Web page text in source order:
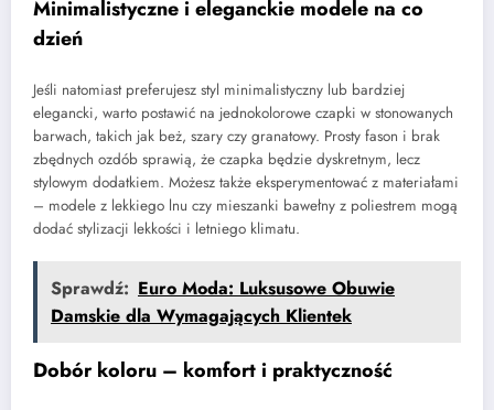
Minimalistyczne i eleganckie modele na co
dzień
Jeśli natomiast preferujesz styl minimalistyczny lub bardziej
elegancki, warto postawić na jednokolorowe czapki w stonowanych
barwach, takich jak beż, szary czy granatowy. Prosty fason i brak
zbędnych ozdób sprawią, że czapka będzie dyskretnym, lecz
stylowym dodatkiem. Możesz także eksperymentować z materiałami
– modele z lekkiego lnu czy mieszanki bawełny z poliestrem mogą
dodać stylizacji lekkości i letniego klimatu.
Sprawdź: Euro Moda: Luksusowe Obuwie
Damskie dla Wymagających Klientek
Dobór koloru – komfort i praktyczność